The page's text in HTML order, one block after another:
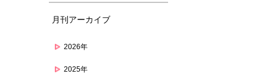
月刊アーカイブ
2026年
2025年